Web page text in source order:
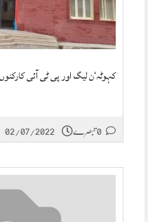
کہوٹہ‘ن لیگ اور پی ٹی آئی
02/07/2022